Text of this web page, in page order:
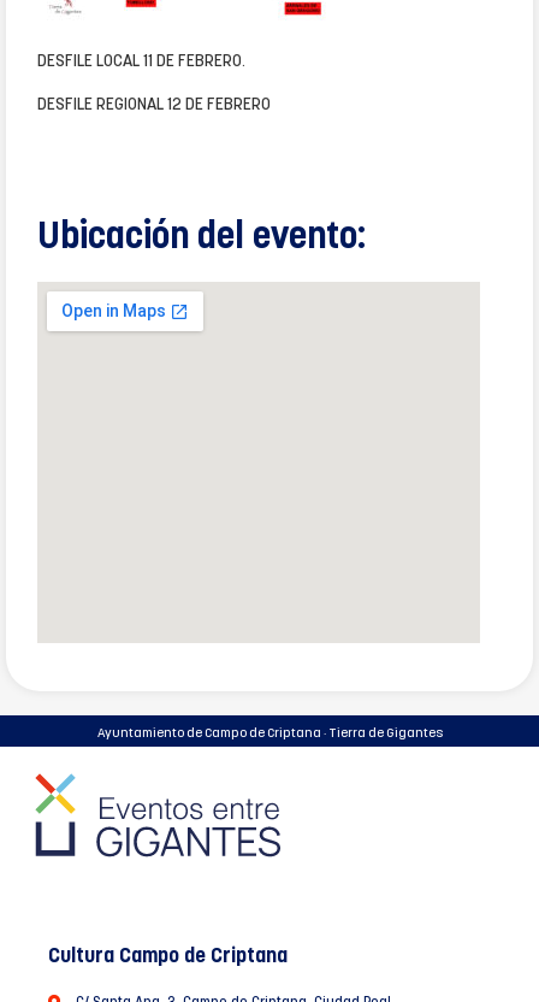
DESFILE LOCAL 11 DE FEBRERO.
DESFILE REGIONAL 12 DE FEBRERO
Ubicación del evento:
Ayuntamiento de Campo de Criptana · Tierra de Gigantes
Cultura Campo de Criptana